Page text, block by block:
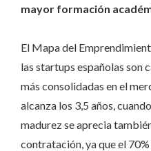
mayor formación
El Mapa del
las startups españolas son
más consolidadas en el
alcanza los 3,5 años,
madurez se aprecia
contratación, ya que el